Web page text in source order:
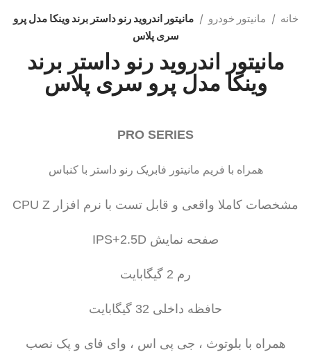
خانه مانیتور خودرو
مانیتور اندروید رنو داستر برند وینکا مدل پرو
سری پلاس
مانیتور اندروید رنو داستر برند
وینکا مدل پرو سری پلاس
PRO SERIES
همراه با فریم مانیتور فابریک رنو داستر با کنباس
مشخصات کاملا واقعی و قابل تست با نرم افزار CPU Z
صفحه نمایش IPS+2.5D
رم 2 گیگابایت
حافظه داخلی 32 گیگابایت
همراه با بلوتوث ، جی پی اس ، وای فای و پک نصب